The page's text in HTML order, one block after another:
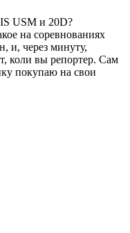
USM и 20D?
на соревнованиях
и, через минуту,
коли вы репортер. Сам
покупаю на свои